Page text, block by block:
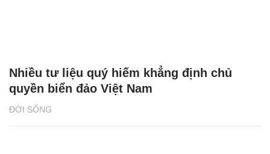
ĐỜI SỐNG
Nhiều tư liệu quý hiếm khẳng định chủ
quyền biển đảo Việt Nam